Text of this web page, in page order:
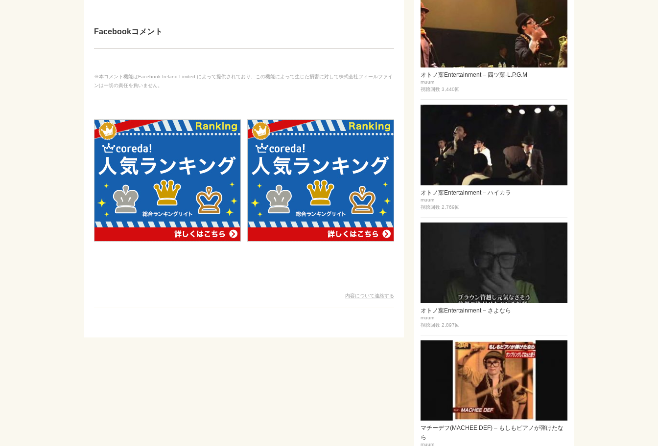
Facebookコメント
※本コメント機能はFacebook Ireland Limited によって提供されており、この機能によって生じた損害に対して株式会社フィールファイ
ンは一切の責任を負いません。
内容について連絡する
オトノ葉Entertainment – 四ツ葉-L.P.G.M
muum
視聴回数 3,440 回
オトノ葉Entertainment – ハイカラ
muum
視聴回数 2,769 回
オトノ葉Entertainment – さよなら
muum
視聴回数 2,897 回
マチーデフ(MACHEE DEF) – もしもピアノが弾けたな
ら
muum